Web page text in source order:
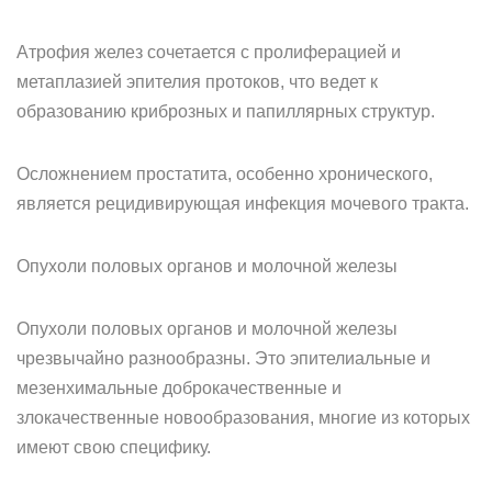
Атрофия желез сочетается с пролиферацией и
метаплазией эпителия протоков, что ведет к
образованию криброзных и папиллярных структур.
Осложнением простатита, особенно хронического,
является рецидивирующая инфекция мочевого тракта.
Опухоли половых органов и молочной железы
Опухоли половых органов и молочной железы
чрезвычайно разнообразны. Это эпителиальные и
мезенхимальные доброкачественные и
злокачественные новообразования, многие из которых
имеют свою специфику.